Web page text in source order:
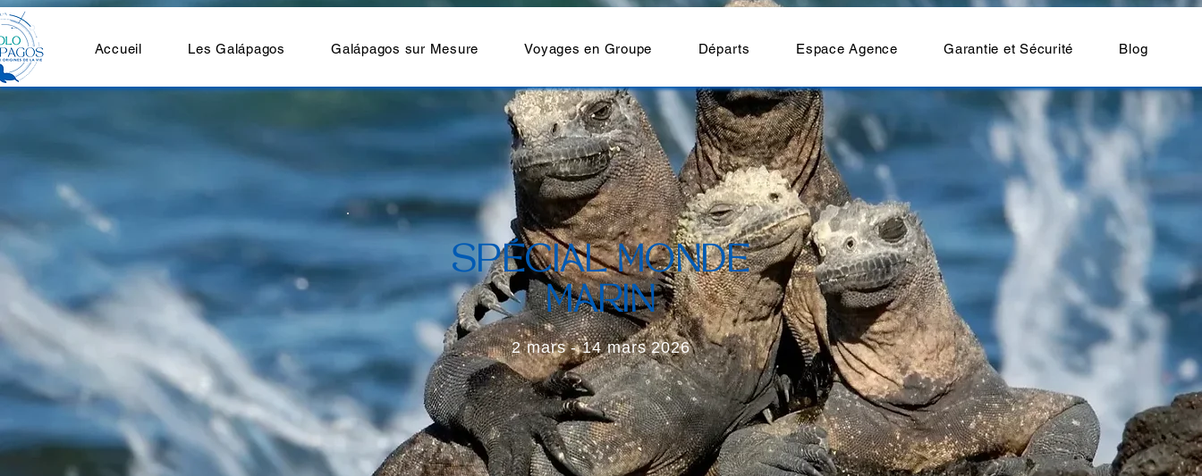
Accueil Les Galápagos Galápagos sur Mesure Voyages en Groupe Départs Espace Agence Garantie et Sécurité Blog
SPÉCIAL MONDE
MARIN
2 mars - 14 mars 2026